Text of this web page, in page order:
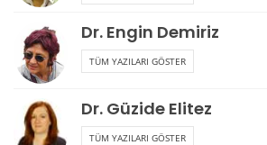
Dr. Engin Demiriz
TÜM YAZILARI GÖSTER
Dr. Güzide Elitez
TÜM YAZILARI GÖSTER